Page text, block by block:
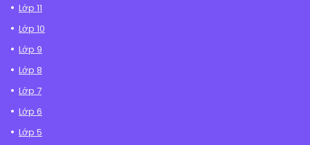
Lớp 11
Lớp 10
Lớp 9
Lớp 8
Lớp 7
Lớp 6
Lớp 5